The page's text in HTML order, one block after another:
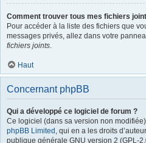
Comment trouver tous mes fichiers
Pour accéder à la liste des fichiers que
messages privés, allez dans votre
fichiers joints.
Haut
Concernant phpBB
Qui a développé ce logiciel de forum ?
Ce logiciel (dans sa version non
phpBB Limited , qui en a les droits
publique générale GNU version 2 (GPL-